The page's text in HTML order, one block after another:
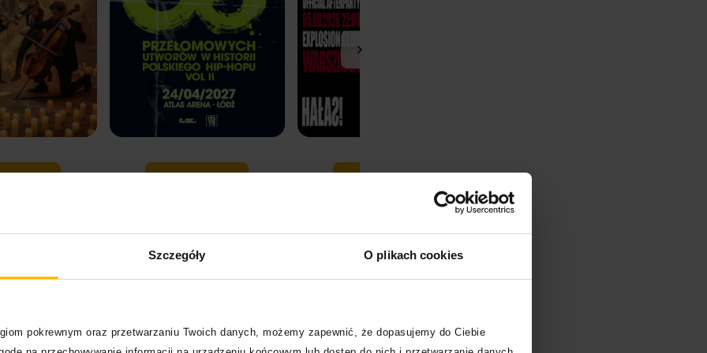
Szczegóły O plikach cookies
pokrewnym oraz przetwarzaniu Twoich danych, możemy zapewnić, że dopasujemy do Ciebie
post, zwłaszcza, gdy we wszystko może być
wypatrujemy jednak następnych informacji ze
ciszę, to warto rzucić okiem na jej historię i artystów,